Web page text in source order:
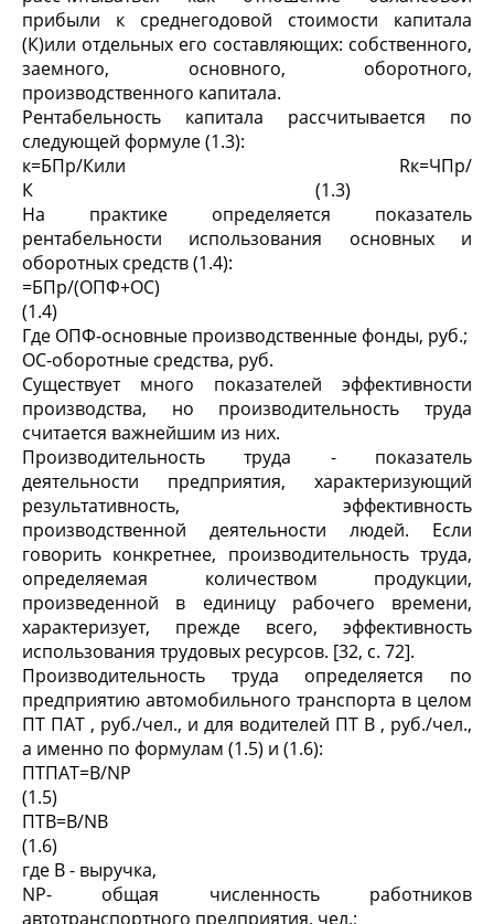
прибыли к среднегодовой стоимости капитала
(К)или отдельных его составляющих: собственного,
заемного, основного, оборотного,
производственного капитала.
Рентабельность капитала рассчитывается по
следующей формуле (1.3):
к=БПр/Кили Rк=ЧПр/
К (1.3)
На практике определяется показатель
рентабельности использования основных и
оборотных средств (1.4):
=БПр/(ОПФ+ОС)
(1.4)
Где ОПФ-основные производственные фонды, руб.;
ОС-оборотные средства, руб.
Существует много показателей эффективности
производства, но производительность труда
считается важнейшим из них.
Производительность труда - показатель
деятельности предприятия, характеризующий
результативность, эффективность
производственной деятельности людей. Если
говорить конкретнее, производительность труда,
определяемая количеством продукции,
произведенной в единицу рабочего времени,
характеризует, прежде всего, эффективность
использования трудовых ресурсов. [32, с. 72].
Производительность труда определяется по
предприятию автомобильного транспорта в целом
ПТ ПАТ , руб./чел., и для водителей ПТ В , руб./чел.,
а именно по формулам (1.5) и (1.6):
ПТПАТ=В/NP
(1.5)
ПТВ=В/
(1.6)
где В - выручка,
NP- общая численность работников
автотранспортного предприятия, чел.;